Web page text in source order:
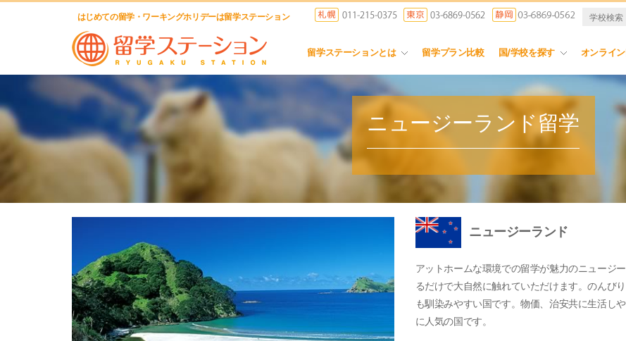
はじめての留学・ワーキングホリデーは留学ステーション
留学ステーションとは 留学プラン比較 国/学校を探す オンライ
ニュージーランド留学
ニュージーランド
アットホームな環境での留学が魅力のニュージ
るだけで大自然に触れていただけます。のんび
も馴染みやすい国です。物価、治安共に生活し
に人気の国です。